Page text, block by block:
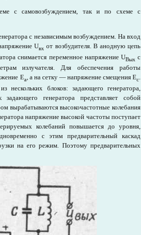
с самовозбуждением, так и по схеме с
с независимым возбуждением. На вход
Uвх от возбудителя. В анодную цепь
снимается переменное напряжение UВых с
излучателя. Для обеспечения работы
Еа, а на сетку — напряжение смещения Ес.
нескольких блоков: задающего генератора,
генератора представляет собой
вырабатываются высокочастотные колебания
напряжение высокой частоты поступает
колебаний повышается до уровня,
с этим предварительный каскад
на его режим. Поэтому предварительных